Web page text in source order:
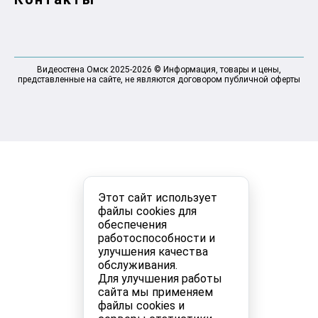
Этот сайт использует
файлы cookies для
обеспечения
работоспособности и
улучшения качества
обслуживания.
Для улучшения работы
сайта мы применяем
файлы cookies и
Видеостена Омск 2025-2026 © Информация, товары и цены,
представленные на сайте, не являются договором публичной оферты